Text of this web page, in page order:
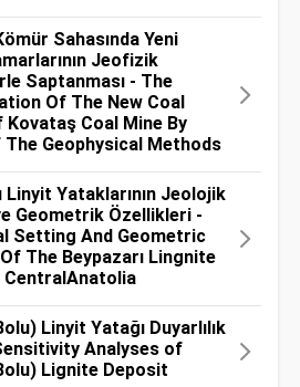
Sahasında Yeni
Jeofizik
Saptanması - The
Of The New Coal
Kovataş Coal Mine By
The Geophysical Methods
Linyit Yataklarının Jeolojik
Geometrik Özellikleri -
Setting And Geometric
The Beypazarı Lingnite
CentralAnatolia
Linyit Yatağı Duyarlılık
Analyses of
Lignite Deposit